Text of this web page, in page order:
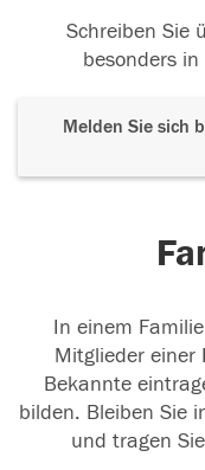
Schreiben Sie
besonders
Melden Sie sich
In einem
Mitglieder einer
Bekannte
bilden. Bleiben Sie
und tragen